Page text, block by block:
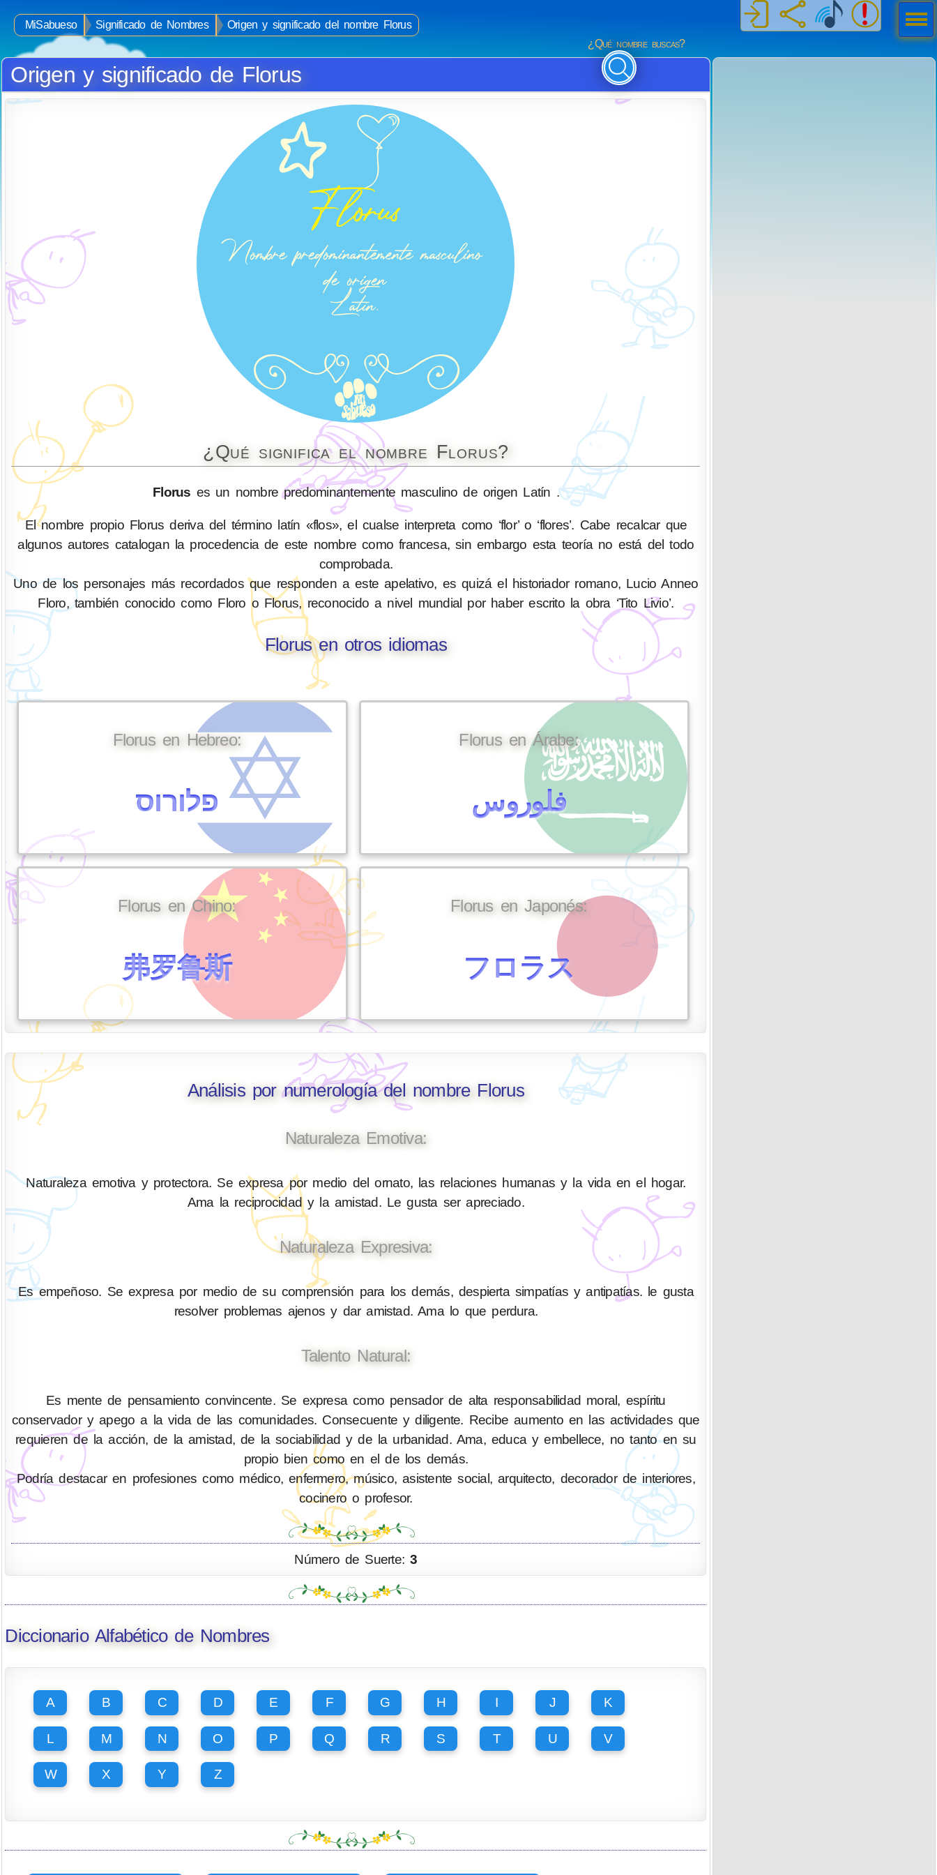
MiSabueso Significado de Nombres
Origen y significado del nombre Florus
¿Qué nombre buscas?
Origen y significado de Florus
¿Qué significa el nombre Florus?
Florus es un nombre predominantemente masculino de origen Latín .
El nombre propio Florus deriva del término latín «flos», el cualse interpreta como ‘flor’ o ‘flores’. Cabe recalcar que
algunos autores catalogan la procedencia de este nombre como francesa, sin embargo esta teoría no está del todo
comprobada.
Uno de los personajes más recordados que responden a este apelativo, es quizá el historiador romano, Lucio Anneo
Floro, también conocido como Floro o Florus, reconocido a nivel mundial por haber escrito la obra ‘Tito Livio’.
Florus en otros idiomas
Florus en Hebreo:
פלורוס
Florus en Árabe:
فلوروس
Florus en Chino:
弗罗鲁斯
Florus en Japonés:
フロラス
Análisis por numerología del nombre Florus
Naturaleza Emotiva:
Naturaleza emotiva y protectora. Se expresa por medio del ornato, las relaciones humanas y la vida en el hogar.
Ama la reciprocidad y la amistad. Le gusta ser apreciado.
Naturaleza Expresiva:
Es empeñoso. Se expresa por medio de su comprensión para los demás, despierta simpatías y antipatías. le gusta
resolver problemas ajenos y dar amistad. Ama lo que perdura.
Talento Natural:
Es mente de pensamiento convincente. Se expresa como pensador de alta responsabilidad moral, espíritu
conservador y apego a la vida de las comunidades. Consecuente y diligente. Recibe aumento en las actividades que
requieren de la acción, de la amistad, de la sociabilidad y de la urbanidad. Ama, educa y embellece, no tanto en su
propio bien como en el de los demás.
Podría destacar en profesiones como médico, enfermero, músico, asistente social, arquitecto, decorador de interiores,
cocinero o profesor.
Número de Suerte:3
Diccionario Alfabético de Nombres
A B C D E F G H I J K
L M N O P Q R S T U V
W X Y Z
Men
ú